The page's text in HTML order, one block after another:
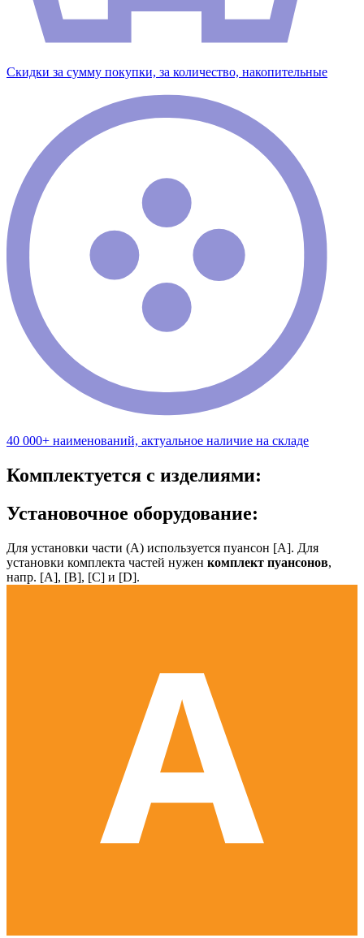
Скидки за сумму покупки, за количество, накопительные
40 000+ наименований, актуальное наличие на складе
Комплектуется с изделиями:
Установочное оборудование:
Для установки части (А) используется пуансон [А]. Для
установки комплекта частей нужен комплект пуансонов,
напр. [А], [B], [С] и [D].